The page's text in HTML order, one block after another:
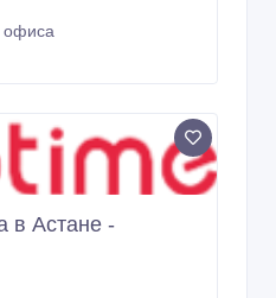
офиса
в Астане -